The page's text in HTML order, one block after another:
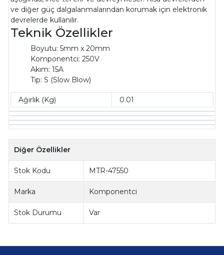
ve diğer güç dalgalanmalarından korumak için elektronik
devrelerde kullanılır.
Teknik Özellikler
Boyutu: 5mm x 20mm
Komponentci: 250V
Akım: 15A
Tip: S (Slow Blow)
Ağırlık (Kg) 0.01
Diğer Özellikler
Stok Kodu MTR-47550
Marka Komponentci
Stok Durumu Var